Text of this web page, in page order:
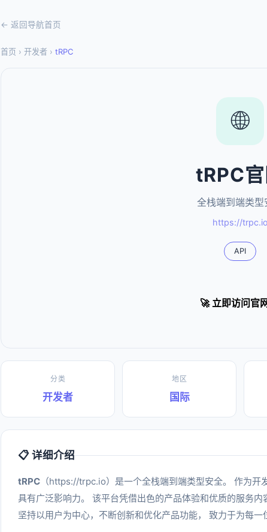
← 返回导航首页
首页 › 开发者 › tRPC
🌐
tRPC官
全栈端到端类型
https://trpc.io
API
🚀 立即访问官
分类
开发者
地区
国际
📋 详细介绍
tRPC （https://trpc.io）是一个全栈端到端类型安全。 作为
具有广泛影响力。 该平台凭借出色的产品体验和优质的服务
坚持以用户为中心，不断创新和优化产品功能， 致力于为每一